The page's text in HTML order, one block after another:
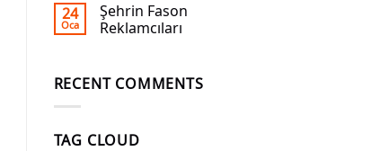
24
Oca
Şehrin Fason
Reklamcıları
RECENT COMMENTS
TAG CLOUD